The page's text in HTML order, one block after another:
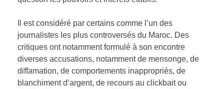
Il est considéré par certains comme l’un des
journalistes les plus controversés du Maroc. Des
critiques ont notamment formulé à son encontre
diverses accusations, notamment de mensonge, de
diffamation, de comportements inappropriés, de
blanchiment d’argent, de recours au clickbait ou